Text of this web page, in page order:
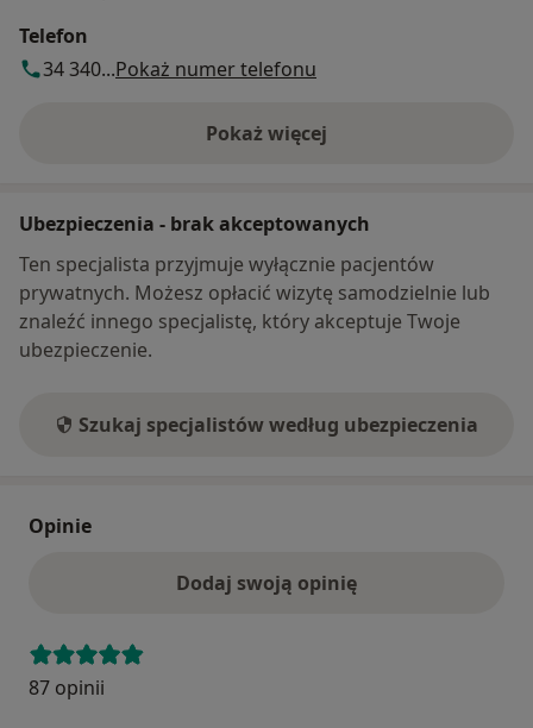
Telefon
34 340...Pokaż numer telefonu
Pokaż więcej
o adresie
Ubezpieczenia - brak akceptowanych
Ten specjalista przyjmuje wyłącznie pacjentów
prywatnych. Możesz opłacić wizytę samodzielnie lub
znaleźć innego specjalistę, który akceptuje Twoje
ubezpieczenie.
Szukaj specjalistów według ubezpieczenia
Opinie
Dodaj swoją opinię
87 opinii